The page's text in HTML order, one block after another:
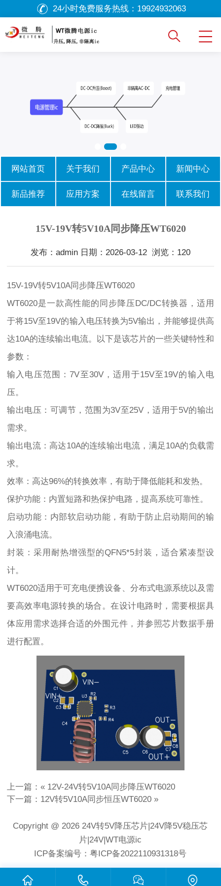
24小时免费服务热线： 19924932063
网站首页 关于我们 产品中心 新闻中心
新品推荐 应用方案 在线留言 联系我们
15V-19V转5V10A同步降压WT6020
发布：admin 日期：2026-03-12 浏览：120
15V-19V转5V10A同步降压WT6020
WT6020是一款高性能的同步降压DC/DC转换器，适用
于将15V至19V的输入电压转换为5V输出，并能够提供高
达10A的连续输出电流。以下是该芯片的一些关键特性和
参数：
输入电压范围：7V至30V，适用于15V至19V的输入电
压。
输出电压：可调节，范围为3V至25V，适用于5V的输出
需求。
输出电流：高达10A的连续输出电流，满足10A的负载需
求。
效率：高达96%的转换效率，有助于降低能耗和发热。
保护功能：内置短路和热保护电路，提高系统可靠性。
启动功能：内部软启动功能，有助于防止启动期间的输
入浪涌电流。
封装：采用耐热增强型的QFN5*5封装，适合紧凑型设
计。
WT6020适用于可充电便携设备、分布式电源系统以及需
要高效率电源转换的场合。在设计电路时，需要根据具
体应用需求选择合适的外围元件，并参照芯片数据手册
进行配置。
上一篇：« 12V-24V转5V10A同步降压WT6020
下一篇： 12V转5V10A同步恒压WT6020 »
Copyright @ 2026 24V转5V降压芯片|24V降5V稳压芯
片|24V|WT电源ic
ICP备案编号：粤ICP备2022110931318号